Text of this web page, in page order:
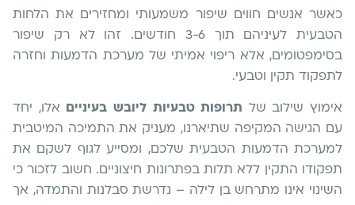
כאשר אנשים חווים שיפור משמעותי ומחזירים את הלחות
הטבעית לעיניהם תוך 3-6 חודשים. זהו לא רק שיפור
בסימפטומים, אלא ריפוי אמיתי של מערכת הדמעות וחזרה
לתפקוד תקין וטבעי.
אימוץ שילוב של תרופות טבעיות ליובש בעיניים
אלו, יחד
עם הגישה המקיפה שתיארנו, מעניק את התמיכה המיטבית
למערכת הדמעות הטבעית שלכם, ומסייע לגוף לשקם את
תפקודו התקין ללא תלות בפתרונות חיצוניים. חשוב לזכור כי
השינוי אינו מתרחש בן לילה – נדרשת סבלנות והתמדה, אך